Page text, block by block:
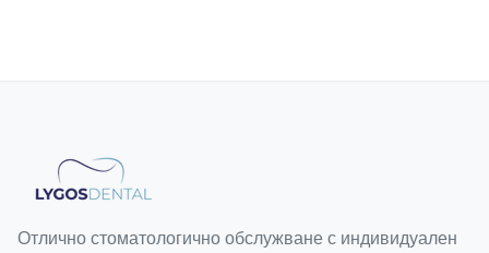
Отлично стоматологично обслужване с индивидуален